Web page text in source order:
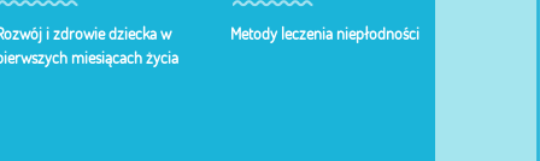
i zdrowie dziecka w
miesiącach życia
Metody leczenia niepłodności